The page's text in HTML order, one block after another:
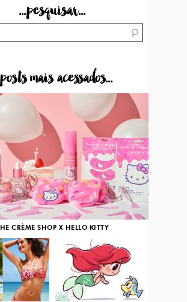
...pesquisar...
mais acessados...
CRÈME SHOP X HELLO KITTY
3